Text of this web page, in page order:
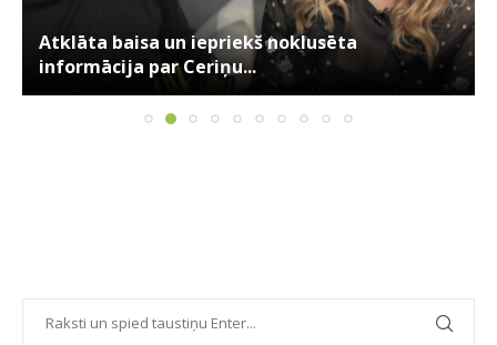
Atklāta baisa un iepriekš noklusēta
informācija par Ceriņu...